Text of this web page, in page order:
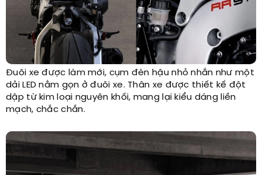
Đuôi xe được làm mới, cụm đèn hậu nhỏ nhắn như một
dải LED nằm gọn ở đuôi xe. Thân xe được thiết kế đột
dập từ kim loại nguyên khối, mang lại kiểu dáng liền
mạch, chắc chắn.